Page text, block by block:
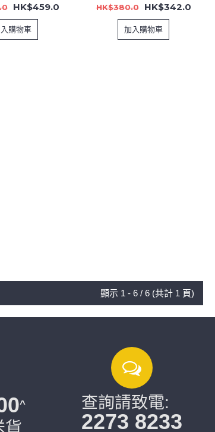
HK$459.0
購物車
HK$380.0 HK$342.0
加入購物車
顯示 1 - 6 / 6 (共計 1 頁)
^
貨
查詢請致電:
2273 8233